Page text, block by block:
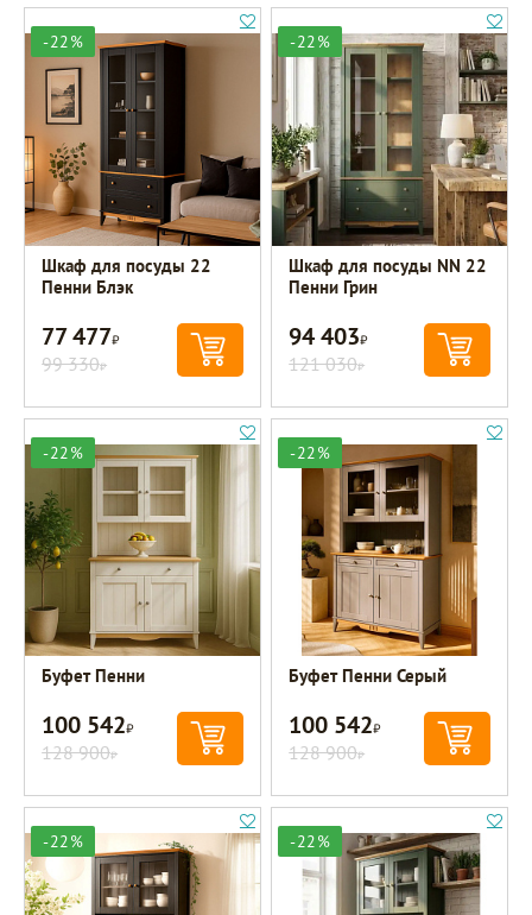
-22%
Шкаф для посуды 22
Пенни Блэк
77 477Р
99 330Р
-22%
Шкаф для посуды NN 22
Пенни Грин
94 403Р
121 030Р
-22%
Буфет Пенни
100 542Р
128 900Р
-22%
Буфет Пенни Серый
100 542Р
128 900Р
-22% -22%